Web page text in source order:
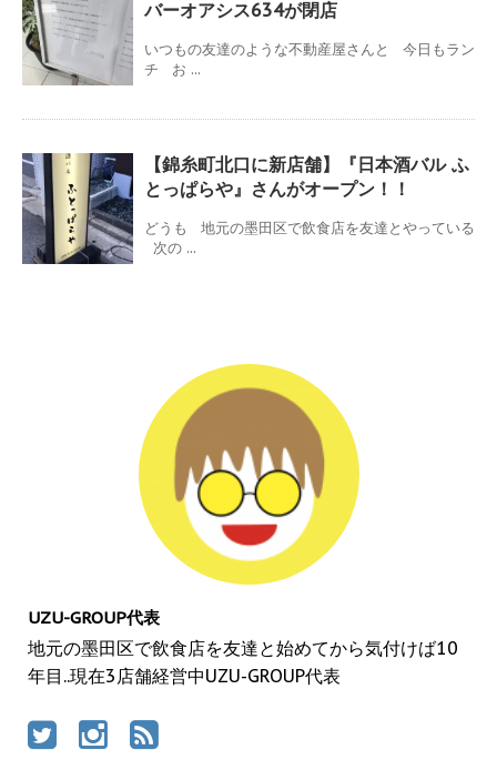
バーオアシス634が閉店
いつもの友達のような不動産屋さんと 今日もラン
チ お ...
【錦糸町北口に新店舗】『日本酒バル ふ
とっぱらや』さんがオープン！！
どうも 地元の墨田区で飲食店を友達とやっている
次の ...
UZU-GROUP代表
地元の墨田区で飲食店を友達と始めてから気付けば10
年目..現在3店舗経営中UZU-GROUP代表